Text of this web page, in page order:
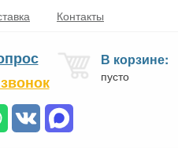
Контакты
В корзине:
пусто